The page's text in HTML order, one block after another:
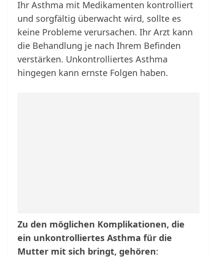
Ihr Asthma mit Medikamenten kontrolliert
und sorgfältig überwacht wird, sollte es
keine Probleme verursachen. Ihr Arzt kann
die Behandlung je nach Ihrem Befinden
verstärken. Unkontrolliertes Asthma
hingegen kann ernste Folgen haben.
Zu den möglichen Komplikationen, die
ein unkontrolliertes Asthma für die
Mutter mit sich bringt, gehören: